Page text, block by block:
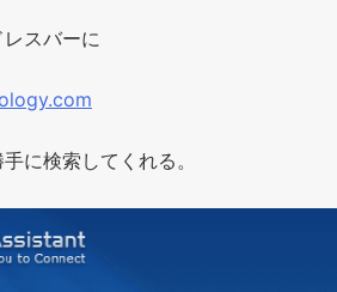
スバーに
に検索してくれる。